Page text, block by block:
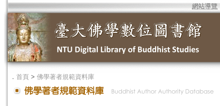
網站導覽
． 首頁 > 佛學著者規範資料庫